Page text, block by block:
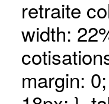
retraite
width:
margin: